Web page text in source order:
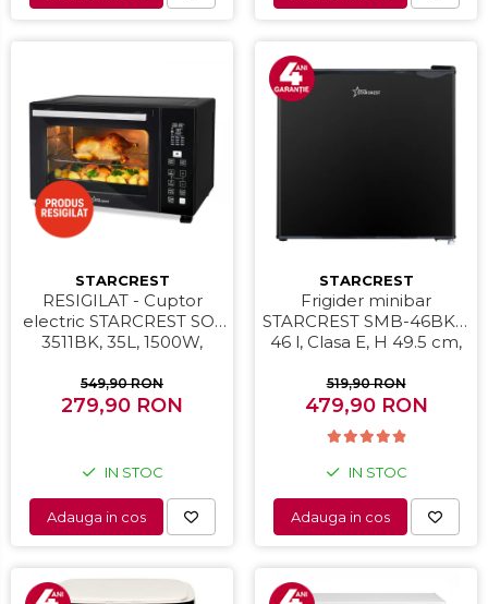
STARCREST
RESIGILAT - Cuptor
electric STARCREST SO-
3511BK, 35L, 1500W,
Programe predefinite,
Interfata digitala, Negru
549,90 RON
279,90 RON
IN STOC
Adauga in cos
STARCREST
Frigider minibar
STARCREST SMB-46BKE,
46 l, Clasa E, H 49.5 cm,
519,90 RON
479,90 RON
IN STOC
Adauga in cos